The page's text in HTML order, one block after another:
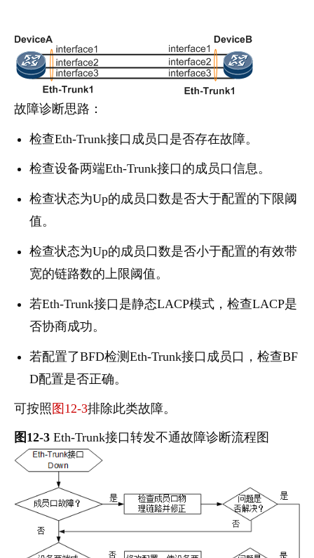
故障诊断思路：
检查Eth-Trunk接口成员口是否存在故障。
检查设备两端Eth-Trunk接口的成员口信息。
检查状态为Up的成员口数是否大于配置的下限阈
值。
检查状态为Up的成员口数是否小于配置的有效带
宽的链路数的上限阈值。
若Eth-Trunk接口是静态LACP模式，检查LACP是
否协商成功。
若配置了BFD检测Eth-Trunk接口成员口，检查BF
D配置是否正确。
可按照 图12-3排除此类故障。
图12-3 Eth-Trunk接口转发不通故障诊断流程图